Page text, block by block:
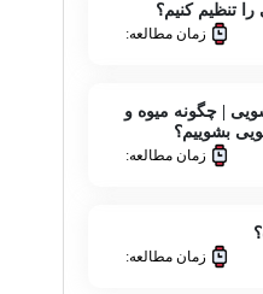
تنظیم کنیم؟
زمان مطالعه:
| چگونه میوه و
بشوییم؟
زمان مطالعه:
زمان مطالعه: